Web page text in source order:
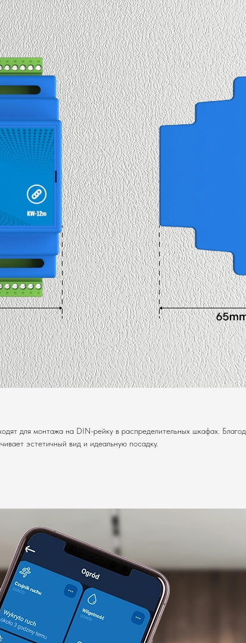
для монтажа на DIN-рейку в распределительных шкафах.
эстетичный вид и идеальную посадку.